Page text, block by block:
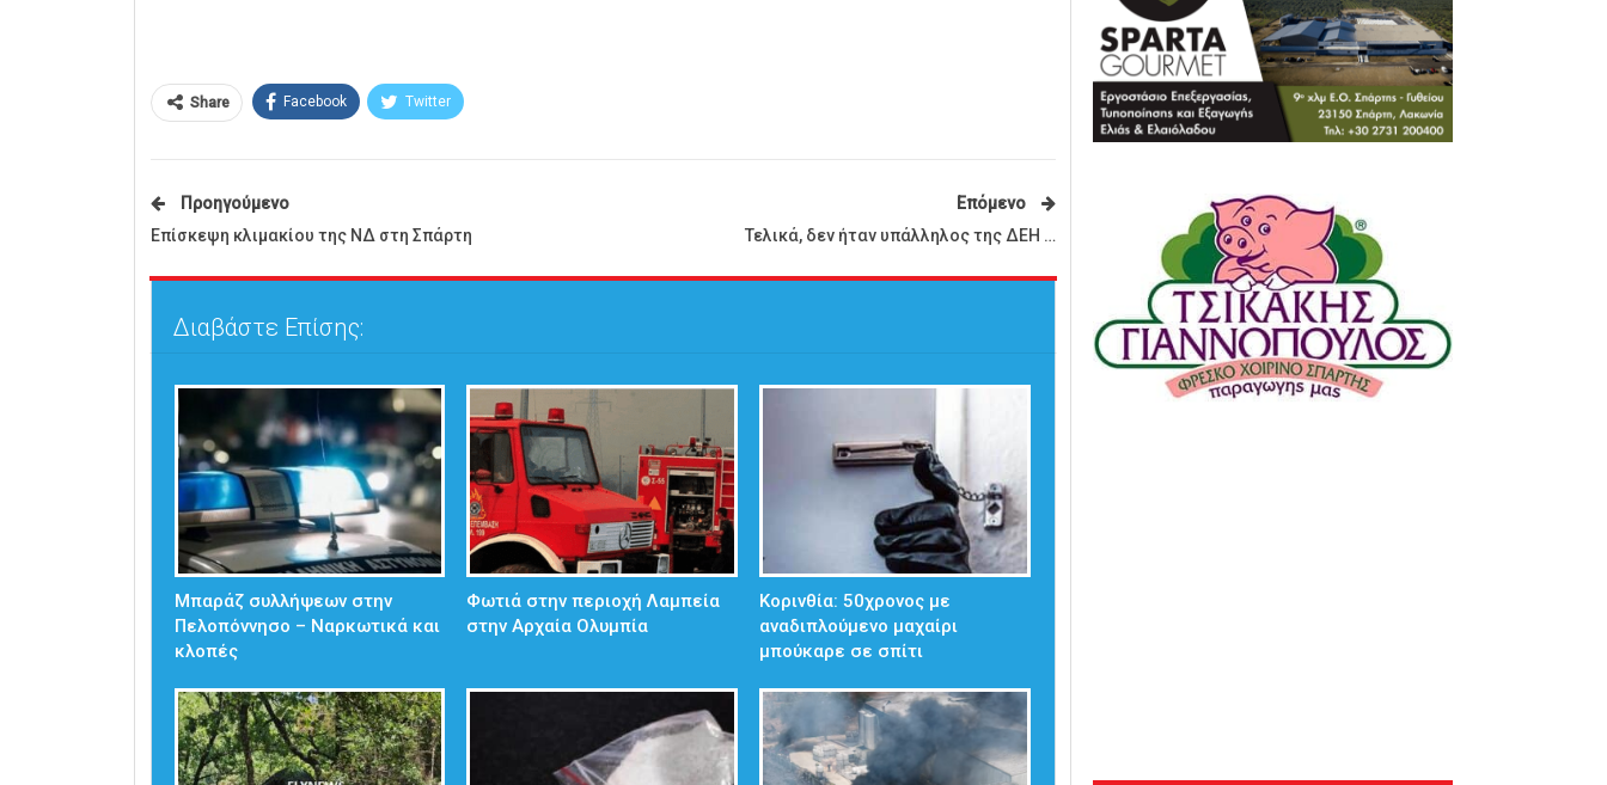
Share Facebook Twitter
Προηγούμενο
Επίσκεψη κλιμακίου της ΝΔ στη Σπάρτη
Επόμενο
Τελικά, δεν ήταν υπάλληλος της ΔΕΗ …
Διαβάστε Επίσης:
Μπαράζ συλλήψεων στην
Πελοπόννησο – Ναρκωτικά και
κλοπές
Φωτιά στην περιοχή Λαμπεία
στην Αρχαία Ολυμπία
Κορινθία: 50χρονος με
αναδιπλούμενο μαχαίρι
μπούκαρε σε σπίτι